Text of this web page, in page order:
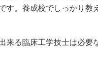
す。養成校でしっかり教
来る臨床工学技士は必要